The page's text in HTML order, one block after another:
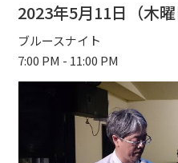
2023年5月11日（木曜
ブルースナイト
7:00 PM - 11:00 PM